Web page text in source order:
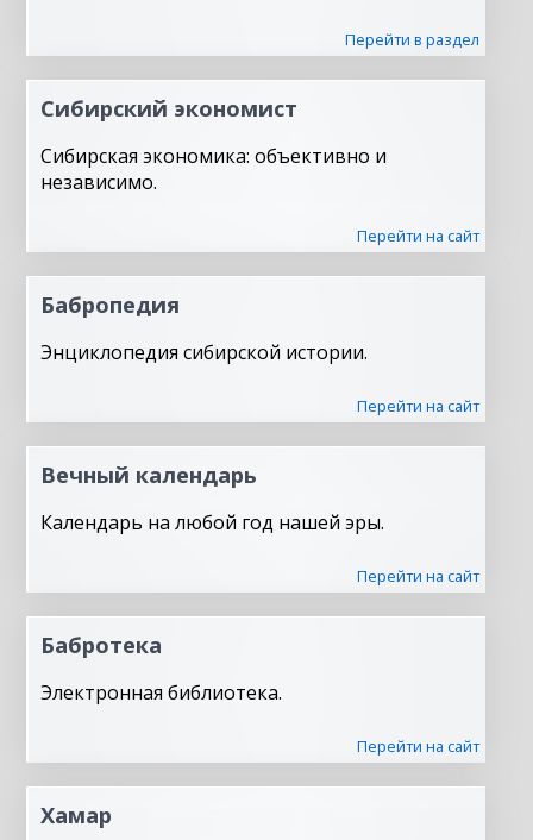
Перейти в раздел
Сибирский экономист
Сибирская экономика: объективно и
независимо.
Перейти на сайт
Бабропедия
Энциклопедия сибирской истории.
Перейти на сайт
Вечный календарь
Календарь на любой год нашей эры.
Перейти на сайт
Бабротека
Электронная библиотека.
Перейти на сайт
Хамар